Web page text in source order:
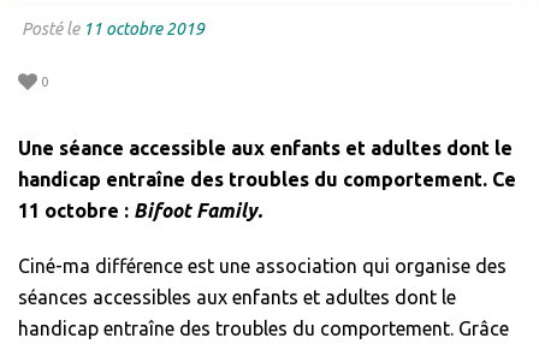
Posté le 11 octobre 2019
0
Une séance accessible aux enfants et adultes dont le
handicap entraîne des troubles du comportement. Ce
11 octobre : Bifoot Family.
Ciné-ma différence est une association qui organise des
séances accessibles aux enfants et adultes dont le
handicap entraîne des troubles du comportement. Grâce